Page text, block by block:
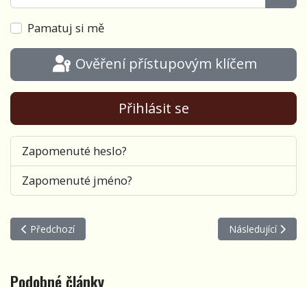
Pamatuj si mě
Ověření přístupovým klíčem
Přihlásit se
Zapomenuté heslo?
Zapomenuté jméno?
Předchozí článek: Od posledního ohně roku
Předchozí Další článek:
Následující
Podobné články